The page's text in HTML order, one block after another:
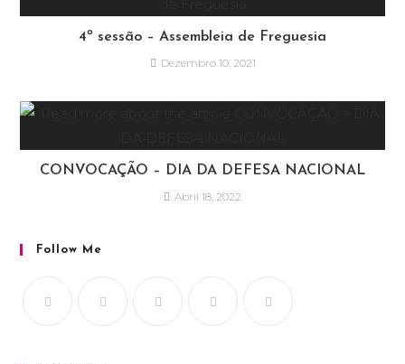
4º sessão – Assembleia de Freguesia
Dezembro 10, 2021
CONVOCAÇÃO – DIA DA DEFESA NACIONAL
Abril 18, 2022
Follow Me